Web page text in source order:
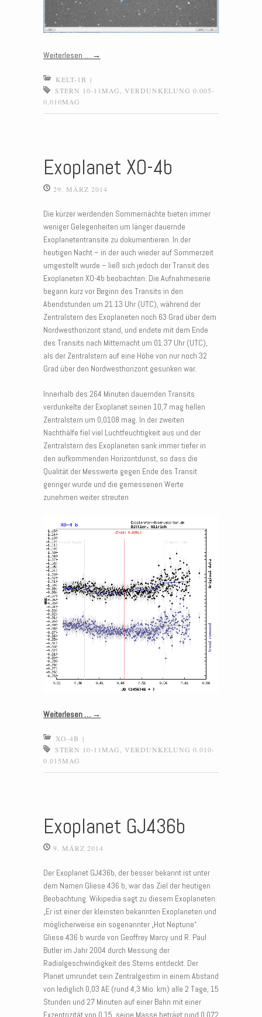
Weiterlesen … →
KELT-1B |
STERN 10-11MAG
VERDUNKELUNG 0.005-
0.010MAG
Exoplanet XO-4b
29. MÄRZ 2014
Die kürzer werdenden Sommernächte bieten immer
weniger Gelegenheiten um länger dauernde
Exoplanetentransite zu dokumentieren. In der
heutigen Nacht – in der auch wieder auf Sommerzeit
umgestellt wurde – ließ sich jedoch der Transit des
Exoplaneten XO-4b beobachten: Die Aufnahmeserie
begann kurz vor Beginn des Transits in den
Abendstunden um 21.13 Uhr (UTC), während der
Zentralstern des Exoplaneten noch 63 Grad über dem
Nordwesthorizont stand, und endete mit dem Ende
des Transits nach Mitternacht um 01.37 Uhr (UTC),
als der Zentralstern auf eine Höhe von nur noch 32
Grad über den Nordwesthorizont gesunken war.
Innerhalb des 264 Minuten dauernden Transits
verdunkelte der Exoplanet seinen 10,7 mag hellen
Zentralstern um 0,0108 mag. In der zweiten
Nachthälfe fiel viel Luchtfeuchtigkeit aus und der
Zentralstern des Exoplaneten sank immer tiefer in
den aufkommenden Horizontdunst, so dass die
Qualität der Messwerte gegen Ende des Transit
geringer wurde und die gemessenen Werte
zunehmen weiter streuten
Weiterlesen … →
XO-4B |
STERN 10-11MAG
VERDUNKELUNG 0.010-
0.015MAG
Exoplanet GJ436b
9. MÄRZ 2014
Der Exoplanet GJ436b, der besser bekannt ist unter
dem Namen Gliese 436 b, war das Ziel der heutigen
Beobachtung. Wikipedia sagt zu diesem Exoplaneten:
„Er ist einer der kleinsten bekannten Exoplaneten und
möglicherweise ein sogenannter „Hot Neptune“.
Gliese 436 b wurde von Geoffrey Marcy und R. Paul
Butler im Jahr 2004 durch Messung der
Radialgeschwindigkeit des Sterns entdeckt. Der
Planet umrundet sein Zentralgestirn in einem Abstand
von lediglich 0,03 AE (rund 4,3 Mio. km) alle 2 Tage, 15
Stunden und 27 Minuten auf einer Bahn mit einer
Exzentrizität von 0,15, seine Masse beträgt rund 0,072